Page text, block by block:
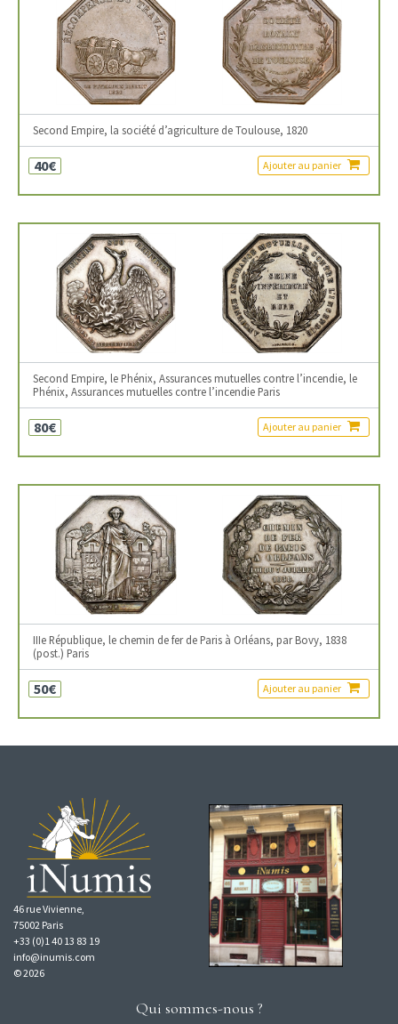
Second Empire, la société d’agriculture de Toulouse, 1820
40€ Ajouter au panier
Second Empire, le Phénix, Assurances mutuelles contre l’incendie, le
Phénix, Assurances mutuelles contre l’incendie Paris
80€ Ajouter au panier
IIIe République, le chemin de fer de Paris à Orléans, par Bovy, 1838
(post.) Paris
50€ Ajouter au panier
46 rue Vivienne,
75002 Paris
+33 (0)1 40 13 83 19
info@inumis.com
© 2026
Qui sommes-nous ?